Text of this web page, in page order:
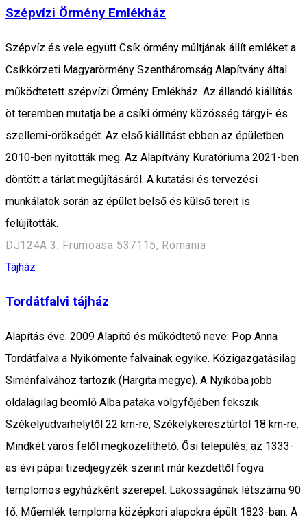
Szépvízi Örmény Emlékház
Szépvíz és vele együtt Csík örmény múltjának állít emléket a
Csíkkörzeti Magyarörmény Szentháromság Alapítvány által
működtetett szépvízi Örmény Emlékház. Az állandó kiállítás
öt teremben mutatja be a csíki örmény közösség tárgyi- és
szellemi-örökségét. Az első kiállítást ebben az épületben
2010-ben nyitották meg. Az Alapítvány Kuratóriuma 2021-ben
döntött a tárlat megújításáról. A kutatási és tervezési
munkálatok során az épület belső és külső tereit is
felújították.
DJ124A 3, Frumoasa 537115, Romania
Tájház
Tordátfalvi tájház
Alapítás éve: 2009 Alapító és működtető neve: Pop Anna
Tordátfalva a Nyikómente falvainak egyike. Közigazgatásilag
Siménfalvához tartozik (Hargita megye). A Nyikóba jobb
oldalágilag beömlő Alba pataka völgyfőjében fekszik.
Székelyudvarhelytől 22 km-re, Székelykeresztúrtól 18 km-re.
Mindkét város felől megközelíthető. Ősi település, az 1333-
as évi pápai tizedjegyzék szerint már kezdettől fogva
templomos egyházként szerepel. Lakosságának létszáma 90
fő. Műemlék temploma középkori alapokra épült 1823-ban. A